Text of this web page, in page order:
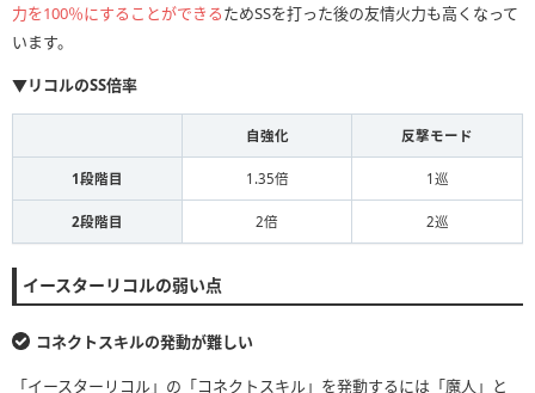
力を100％にすることができるためSSを打った後の友情火力も高くなって
います。
▼リコルのSS倍率
自強化 反撃モード
1段階目 1.35倍 1巡
2段階目 2倍 2巡
イースターリコルの弱い点
コネクトスキルの発動が難しい
「イースターリコル」の「コネクトスキル」を発動するには「魔人」と